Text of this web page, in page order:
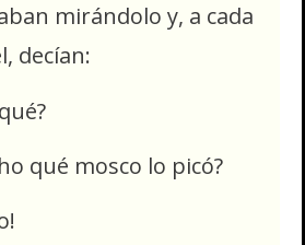
mirándolo y, a cada
decían:
qué mosco lo picó?